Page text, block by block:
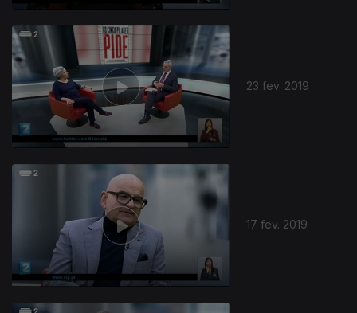
23 fev. 2019
17 fev. 2019